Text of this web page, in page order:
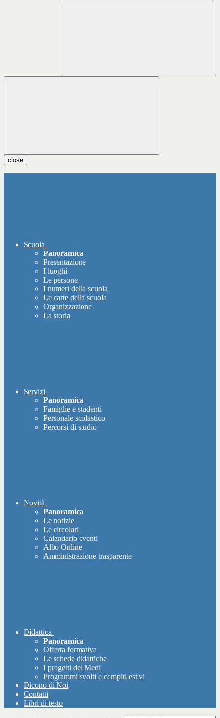
close
Scuola
Panoramica
Presentazione
I luoghi
Le persone
I numeri della scuola
Le carte della scuola
Organizzazione
La storia
Servizi
Panoramica
Famiglie e studenti
Personale scolastico
Percorsi di studio
Novità
Panoramica
Le notizie
Le circolari
Calendario eventi
Albo Online
Amministrazione trasparente
Didattica
Panoramica
Offerta formativa
Le schede didattiche
I progetti del Medi
Programmi svolti e compiti estivi
Dicono di Noi
Contatti
Libri di testo